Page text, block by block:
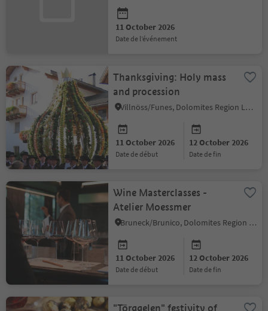
11 October 2026
date de l’événement
Thanksgiving: Holy mass
and procession
Villnöss/Funes, Dolomites Region Lüsen Villnöss
11 October 2026
date de début
12 October 2026
date de fin
Wine Masterclasses -
Atelier Moessmer
Bruneck/Brunico, Dolomites Region Kronplatz/Plan de Corones
11 October 2026
date de début
12 October 2026
date de fin
"Törggelen" festivity of